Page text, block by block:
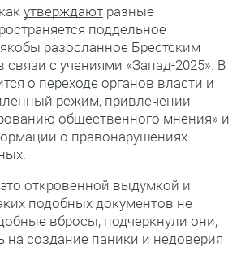
утверждают разные
поддельное
разосланное Брестским
с учениями «Запад-2025». В
о переходе органов власти и
режим, привлечении
общественного мнения» и
о правонарушениях
откровенной выдумкой и
подобных документов не
вбросы, подчеркнули они,
создание паники и недоверия